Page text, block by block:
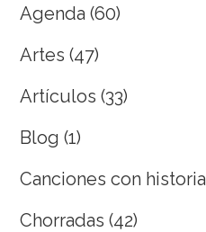
Agenda (60)
Artes (47)
Artículos (33)
Blog (1)
Canciones con historia
Chorradas (42)